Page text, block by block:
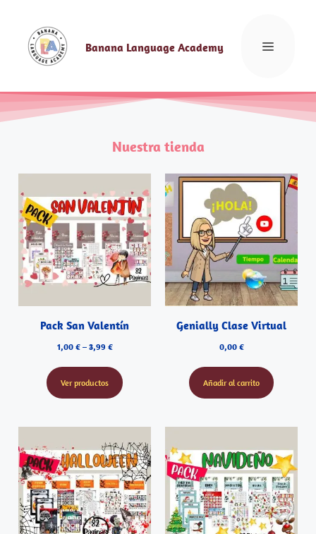
Banana Language Academy
Nuestra tienda
Pack San Valentín
1,00 €– 3,99 €
Ver productos
Genially Clase Virtual
0,00 €
Añadir al carrito